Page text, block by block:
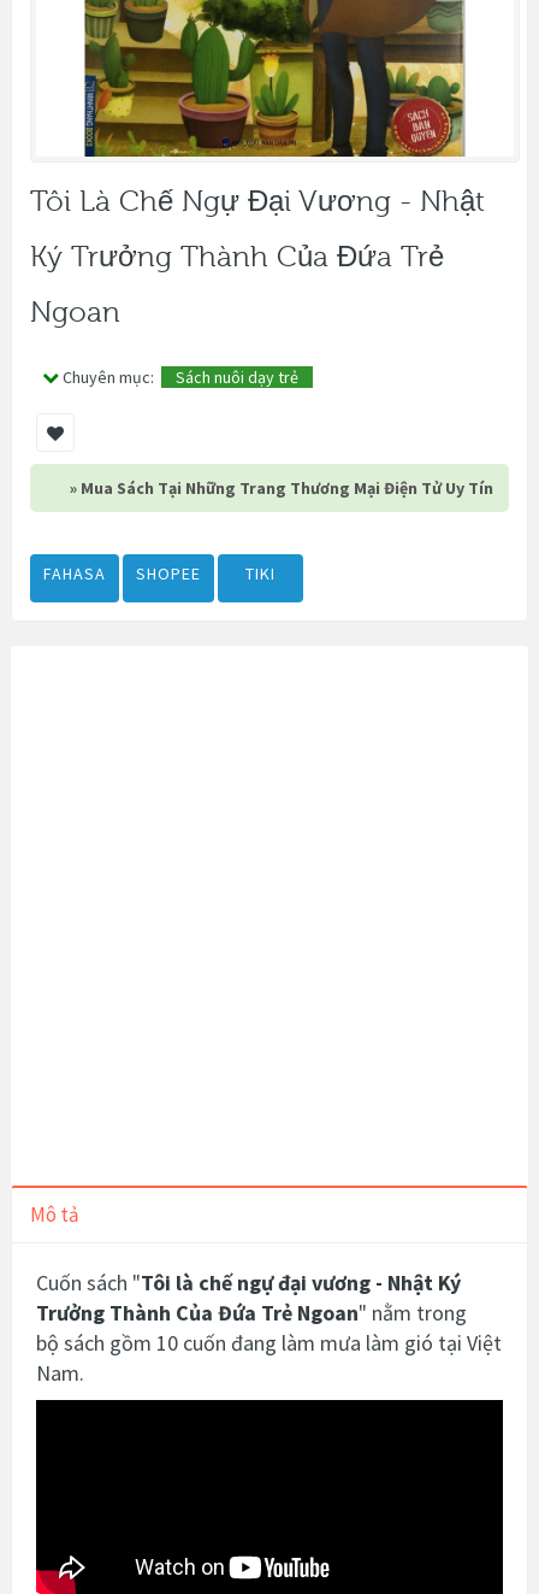
Tôi Là Chế Ngự Đại Vương - Nhật
Ký Trưởng Thành Của Đứa Trẻ
Ngoan
Chuyên mục: Sách nuôi dạy trẻ
» Mua Sách Tại Những Trang Thương Mại Điện Tử Uy Tín
FAHASA SHOPEE TIKI
Mô tả
Cuốn sách "Tôi là chế ngự đại vương - Nhật Ký
Trưởng Thành Của Đứa Trẻ Ngoan" nằm trong
bộ sách gồm 10 cuốn đang làm mưa làm gió tại Việt
Nam.